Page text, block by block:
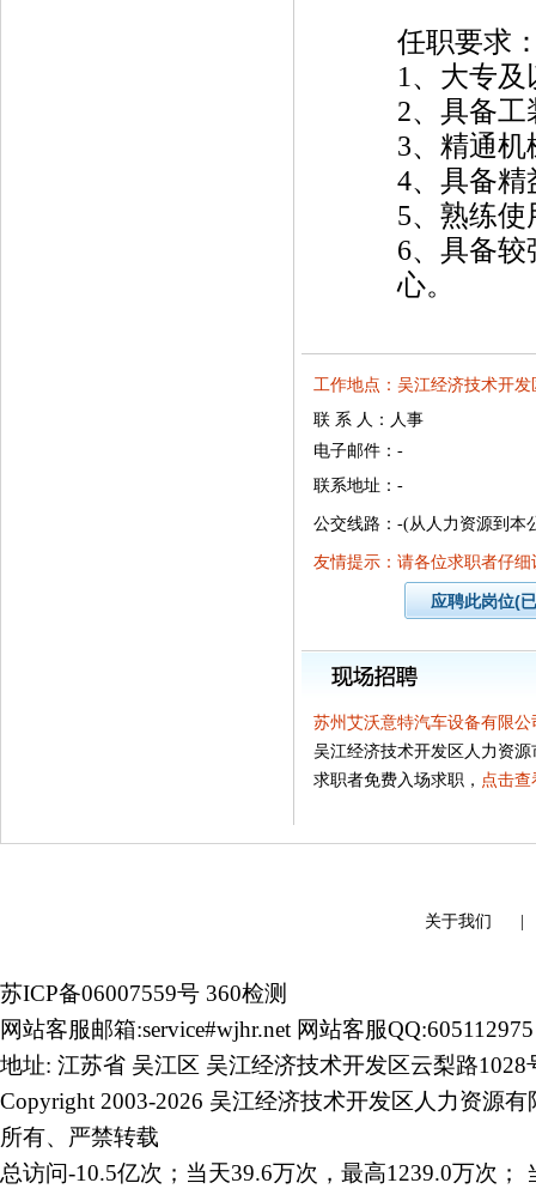
任职要求
1、大专
2、具备
3、精通
4、具备
5、熟练
6、具备
心。
工作地点：吴江经济技术开发
联 系 人：人事
电子邮件：-
联系地址：-
公交线路：-(从人力资源到本
友情提示：请各位求职者仔
苏州艾沃意特汽车设备有限公
吴江经济技术开发区人力资
求职者免费入场求职， 点击查
关于我们
苏ICP备06007559号 360检测
网站客服邮箱:service#wjhr.net 网站客服QQ:605112975
地址: 江苏省 吴江区 吴江经济技术开发区云梨路1028
Copyright 2003-2026 吴江经济技术开发区人力资源有
所有、严禁转载
总访问-10.5亿次；当天39.6万次，最高1239.0万次；